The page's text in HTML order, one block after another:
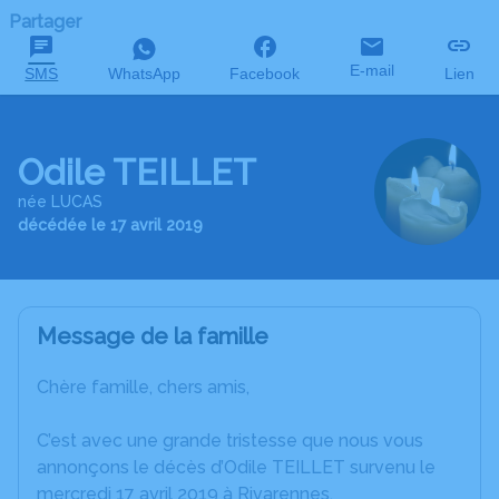
Partager
SMS WhatsApp Facebook E-mail Lien
Odile TEILLET
née LUCAS
décédée le 17 avril 2019
Message de la famille
Chère famille, chers amis,
C’est avec une grande tristesse que nous vous
annonçons le décès d’Odile TEILLET survenu le
mercredi 17 avril 2019 à Rivarennes.